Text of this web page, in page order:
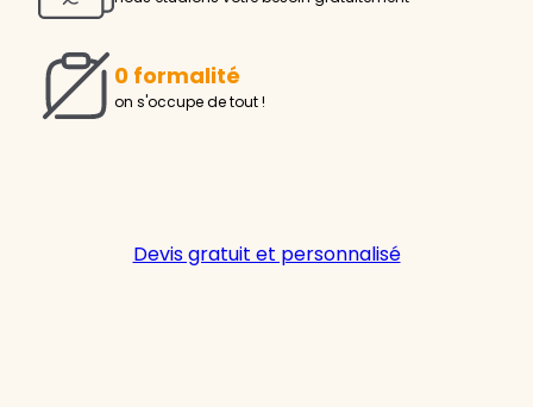
0 formalité
on s'occupe de tout !
Devis gratuit et personnalisé